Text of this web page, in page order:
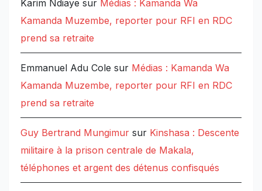
Karim Ndiaye sur Médias : Kamanda Wa
Kamanda Muzembe, reporter pour RFI en RDC
prend sa retraite
Emmanuel Adu Cole sur Médias : Kamanda Wa
Kamanda Muzembe, reporter pour RFI en RDC
prend sa retraite
Guy Bertrand Mungimur sur Kinshasa : Descente
militaire à la prison centrale de Makala,
téléphones et argent des détenus confisqués